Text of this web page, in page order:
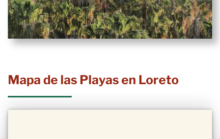
Mapa de las Playas en Loreto